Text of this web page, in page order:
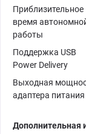
Приблизительное
время
работы
Поддержка USB
Power Delivery
Выходная
адаптера питания
Дополнительная